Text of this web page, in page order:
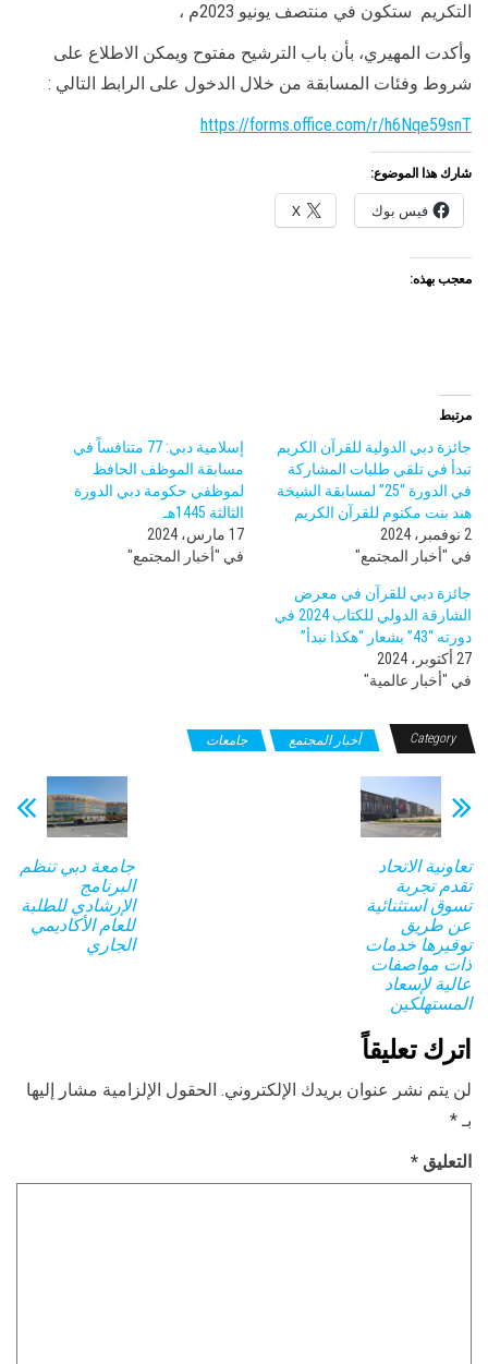
التكريم ستكون في منتصف يونيو 2023م ،
وأكدت المهيري، بأن باب الترشيح مفتوح ويمكن الاطلاع على
شروط وفئات المسابقة من خلال الدخول على الرابط التالي :
https://forms.office.com/r/h6Nqe59snT
شارك هذا الموضوع:
فيس بوك X
معجب بهذه:
مرتبط
جائزة دبي الدولية للقرآن الكريم
تبدأ في تلقي طلبات المشاركة
في الدورة “25” لمسابقة الشيخة
هند بنت مكتوم للقرآن الكريم
2 نوفمبر، 2024
في "أخبار المجتمع"
إسلامية دبي: 77 متنافساً في
مسابقة الموظف الحافظ
لموظفي حكومة دبي الدورة
الثالثة 1445هـ
17 مارس، 2024
في "أخبار المجتمع"
جائزة دبي للقرآن في معرض
الشارقة الدولي للكتاب 2024 في
دورته “43” بشعار “هكذا نبدأ”
27 أكتوبر، 2024
في "أخبار عالمية"
Category أخبار المجتمع جامعات
جامعة دبي تنظم
البرنامج
الإرشادي للطلبة
للعام الأكاديمي
الجاري
تعاونية الاتحاد
تقدم تجربة
تسوق استثنائية
عن طريق
توفيرها خدمات
ذات مواصفات
عالية لإسعاد
المستهلكين
اترك تعليقاً
لن يتم نشر عنوان بريدك الإلكتروني. الحقول الإلزامية مشار إليها
بـ *
التعليق *